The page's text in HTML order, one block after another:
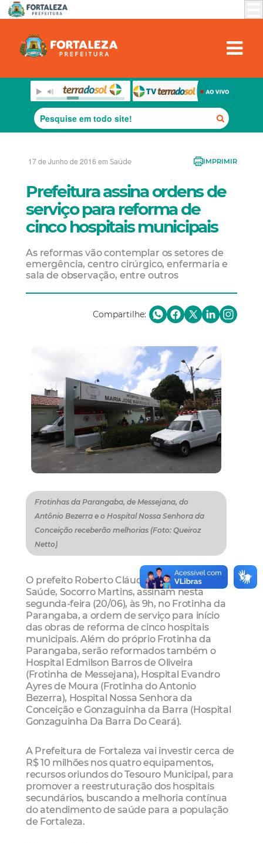
17 de Junho de 2016 em Saúde IMPRIMIR
Prefeitura assina ordens de
serviço para reforma de
cinco hospitais municipais
As reformas vão contemplar os setores de
emergência, centro cirúrgico, enfermaria e
sala de observação, entre outros
Compartilhe:
Frotinhas da Parangaba, de Messejana, do
Antônio Bezerra e o Hospital Nossa Senhora da
Conceição receberão melhorias (Foto: Queiroz
Netto)
O prefeito Roberto Cláudio e a secretária de
Saúde, Socorro Martins, assinam nesta
segunda-feira (20/06), às 9h, no Frotinha da
Parangaba, a ordem de serviço para início
das obras de reforma de cinco hospitais
municipais. Além do próprio Frotinha da
Parangaba, serão reformados também o
Hospital Edmilson Barros de Oliveira
(Frotinha de Messejana), Hospital Evandro
Ayres de Moura (Frotinha do Antonio
Bezerra), Hospital Nossa Senhora da
Conceição e Gonzaguinha da Barra (Hospital
Gonzaguinha Da Barra Do Ceará).
A Prefeitura de Fortaleza vai investir cerca de
R$ 10 milhões nos quatro equipamentos,
recursos oriundos do Tesouro Municipal, para
promover a reestruturação dos hospitais
secundários, buscando a melhoria contínua
do atendimento de saúde para a população
de Fortaleza.